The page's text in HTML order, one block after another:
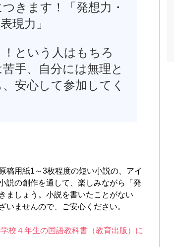
きます！「発想力・
現力」
という人はもちろ
手、自分には無理と
安心して参加してく
稿用紙1～3枚程度の短い小説の、アイ
説の創作を通して、楽しみながら「発
ましょう。小説を書いたことがない
ませんので、ご安心ください。
校４年生の国語教科書（教育出版）に